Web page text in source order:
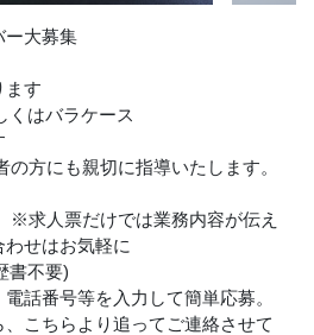
ー大募集
ます
くはバラケース
の方にも親切に指導いたします。
※求人票だけでは業務内容が伝え
せはお気軽に
書不要)
話番号等を入力して簡単応募。
こちらより追ってご連絡させて